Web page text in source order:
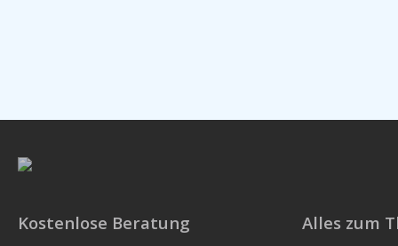
Kostenlose Beratung Alles zum